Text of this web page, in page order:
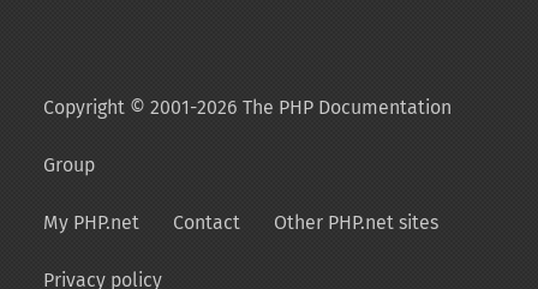
Copyright © 2001-2026 The PHP Documentation
Group
My PHP.net Contact Other PHP.net sites
Privacy policy